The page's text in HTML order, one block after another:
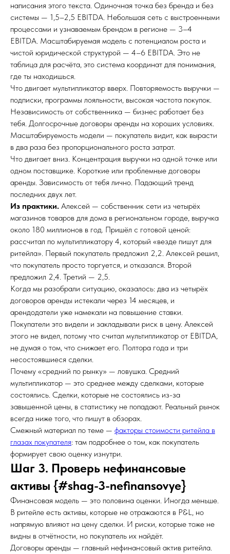
написания этого текста. Одиночная точка без бренда и без
системы — 1,5–2,5 EBITDA. Небольшая сеть с выстроенными
процессами и узнаваемым брендом в регионе — 3–4
EBITDA. Масштабируемая модель с потенциалом роста и
чистой юридической структурой — 4–6 EBITDA. Это не
таблица для расчёта, это система координат для понимания,
где ты находишься.
Что двигает мультипликатор вверх. Повторяемость выручки —
подписки, программы лояльности, высокая частота покупок.
Независимость от собственника — бизнес работает без
тебя. Долгосрочные договоры аренды на хороших условиях.
Масштабируемость модели — покупатель видит, как вырасти
в два раза без пропорционального роста затрат.
Что двигает вниз. Концентрация выручки на одной точке или
одном поставщике. Короткие или проблемные договоры
аренды. Зависимость от тебя лично. Падающий тренд
последних двух лет.
Из практики. Алексей — собственник сети из четырёх
магазинов товаров для дома в региональном городе, выручка
около 180 миллионов в год. Пришёл с готовой ценой:
рассчитал по мультипликатору 4, который «везде пишут для
ритейла». Первый покупатель предложил 2,2. Алексей решил,
что покупатель просто торгуется, и отказался. Второй
предложил 2,4. Третий — 2,5.
Когда мы разобрали ситуацию, оказалось: два из четырёх
договоров аренды истекали через 14 месяцев, и
арендодатели уже намекали на повышение ставки.
Покупатели это видели и закладывали риск в цену. Алексей
этого не видел, потому что считал мультипликатор от EBITDA,
не думая о том, что снижает его. Полтора года и три
несостоявшиеся сделки.
Почему «средний по рынку» — ловушка. Средний
мультипликатор — это среднее между сделками, которые
состоялись. Сделки, которые не состоялись из-за
завышенной цены, в статистику не попадают. Реальный рынок
всегда ниже того, что пишут в обзорах.
Смежный материал по теме — факторы стоимости ритейла в
глазах покупателя: там подробнее о том, как покупатель
формирует свою оценку изнутри.
Шаг 3. Проверь нефинансовые
активы {#shag-3-nefinansovye}
Финансовая модель — это половина оценки. Иногда меньше.
В ритейле есть активы, которые не отражаются в P&L, но
напрямую влияют на цену сделки. И риски, которые тоже не
видны в отчётности, но покупатель их найдёт.
Договоры аренды — главный нефинансовый актив ритейла.